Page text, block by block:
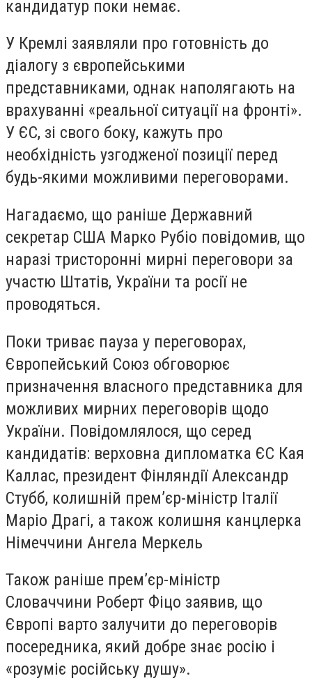
кандидатур поки немає.
У Кремлі заявляли про готовність до
діалогу з європейськими
представниками, однак наполягають на
врахуванні «реальної ситуації на фронті».
У ЄС, зі свого боку, кажуть про
необхідність узгодженої позиції перед
будь-якими можливими переговорами.
Нагадаємо, що раніше Державний
секретар США Марко Рубіо повідомив, що
наразі тристоронні мирні переговори за
участю Штатів, України та росії не
проводяться.
Поки триває пауза у переговорах,
Європейський Союз обговорює
призначення власного представника для
можливих мирних переговорів щодо
України. Повідомлялося, що серед
кандидатів: верховна дипломатка ЄС Кая
Каллас, президент Фінляндії Александр
Стубб, колишній прем’єр-міністр Італії
Маріо Драгі, а також колишня канцлерка
Німеччини Ангела Меркель
Також раніше прем’єр-міністр
Словаччини Роберт Фіцо заявив, що
Європі варто залучити до переговорів
посередника, який добре знає росію і
«розуміє російську душу».